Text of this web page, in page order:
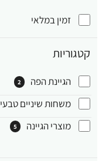
זמין במלאי
קטגוריות
הגיינת הפה 2
משחות שיניים טבעי
מוצרי הגיינה 5